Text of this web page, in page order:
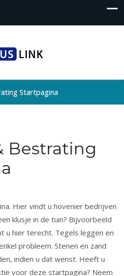
Startpagina
Bestrating
Hier vindt u hovenier bedrijven
klusje in de tuin? Bijvoorbeeld
u hier terecht. Tegels leggen en
probleem. Stenen en zand
indien u dat wenst. Heeft u
voor deze startpagina? Neem